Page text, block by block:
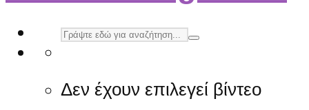
Δεν έχουν επιλεγεί βίντεο